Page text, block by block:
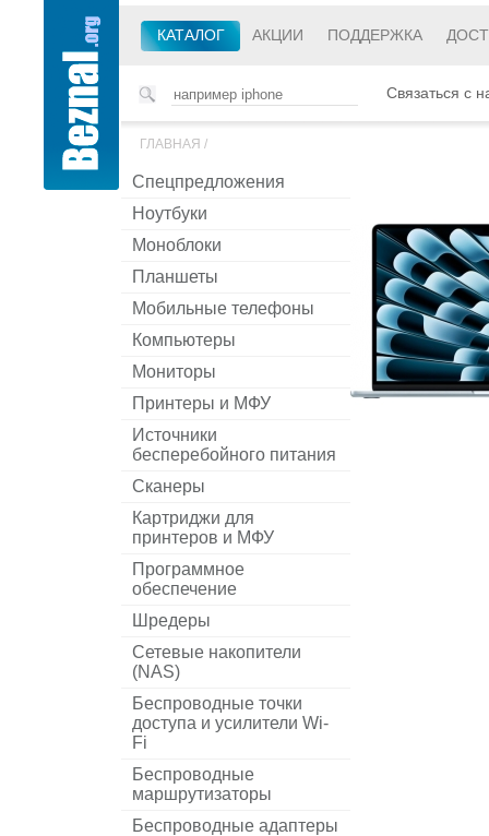
КАТАЛОГ АКЦИИ ПОДДЕРЖКА
Связаться с
ГЛАВНАЯ /
Спецпредложения
Ноутбуки
Моноблоки
Планшеты
Мобильные телефоны
Компьютеры
Мониторы
Принтеры и МФУ
Источники
бесперебойного питания
Сканеры
Картриджи для
принтеров и МФУ
Программное
обеспечение
Шредеры
Сетевые накопители
(NAS)
Беспроводные точки
доступа и усилители Wi-
Fi
Беспроводные
маршрутизаторы
Беспроводные адаптеры